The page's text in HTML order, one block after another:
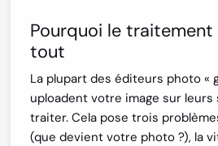
Pourquoi le
tout
La plupart des éditeurs photo «
uploadent votre image sur leurs
traiter. Cela pose trois
(que devient votre photo ?), la